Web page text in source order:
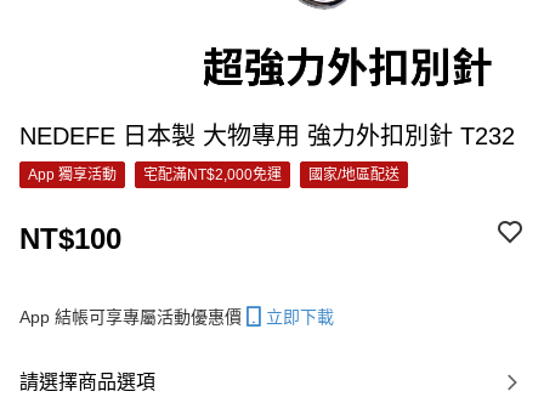
NEDEFE 日本製 大物專用 強力外扣別針 T232
App 獨享活動 宅配滿NT$2,000免運 國家/地區配送
NT$100
App 結帳可享專屬活動優惠價 立即下載
請選擇商品選項